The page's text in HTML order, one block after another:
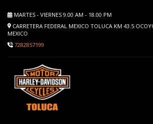
MARTES - VIERNES 9.00 AM - 18.00 PM
CARRETERA FEDERAL MEXICO TOLUCA KM 43.5
MEXICO
7282857199